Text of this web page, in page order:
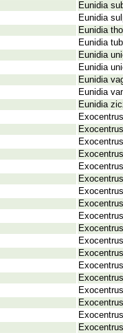
Eunidia
Eunidia
Eunidia
Eunidia
Eunidia
Eunidia
Eunidia
Eunidia
Eunidia